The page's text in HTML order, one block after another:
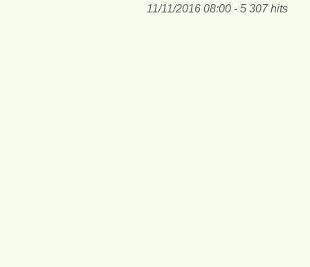
11/11/2016 08:00 - 5 307 hits